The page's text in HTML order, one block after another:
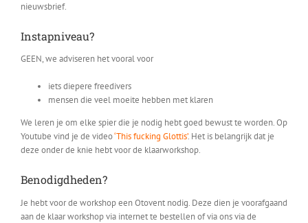
nieuwsbrief.
Instapniveau?
GEEN, we adviseren het vooral voor
iets diepere freedivers
mensen die veel moeite hebben met klaren
We leren je om elke spier die je nodig hebt goed bewust te worden. Op
Youtube vind je de video‘This fucking Glottis’. Het is belangrijk dat je
deze onder de knie hebt voor de klaarworkshop.
Benodigdheden?
Je hebt voor de workshop een Otovent nodig. Deze dien je voorafgaand
aan de klaar workshop via internet te bestellen of via ons via de